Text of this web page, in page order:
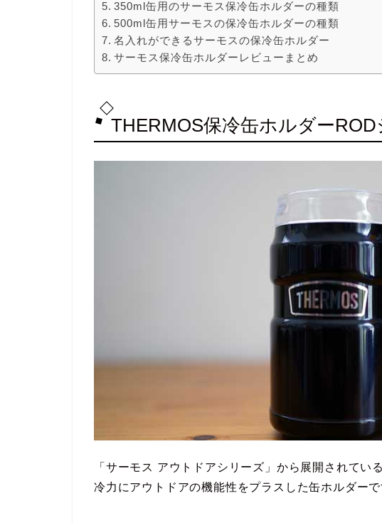
350ml缶用のサーモス保冷缶ホルダーの種類
500ml缶用サーモスの保冷缶ホルダーの種類
名入れができるサーモスの保冷缶ホルダー
サーモス保冷缶ホルダーレビューまとめ
THERMOS保冷缶ホルダー
「サーモス アウトドアシリーズ」から展開されてい
冷力にアウトドアの機能性をプラスした缶ホルダーで